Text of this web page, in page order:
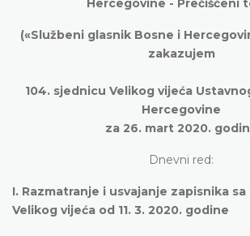
Hercegovine - Prečišćeni
(«Službeni glasnik Bosne i
zakazujem
104. sjednicu Velikog vijeća
Hercegovine
za 26. mart 2020.
Dnevni red:
I. Razmatranje i usvajanje zapisnika sa
Velikog vijeća od 11. 3. 2020. godine